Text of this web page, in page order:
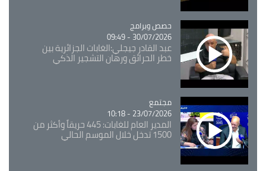
Catégorie
حصص وبرامج
30/07/2026 - 09:49
عبد القادر جيجلي:الغابات الجزائرية بين
خطر الحرائق ورهان التشجير الذكي
Catégorie
مجتمع
23/07/2026 - 10:18
المدير العام للغابات: 445 حريقاً وأكثر من
1500 تدخل خلال الموسم الحالي